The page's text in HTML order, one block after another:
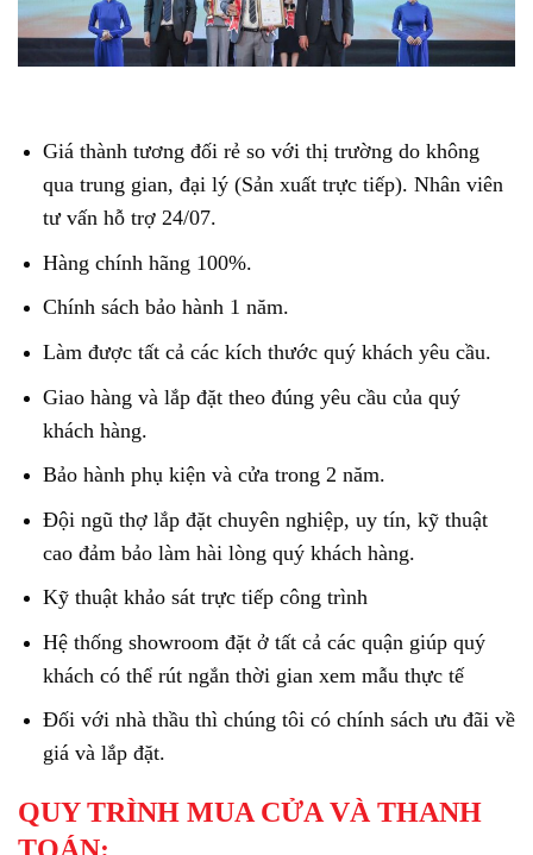
Giá thành tương đối rẻ so với thị trường do không
qua trung gian, đại lý (Sản xuất trực tiếp). Nhân viên
tư vấn hỗ trợ 24/07.
Hàng chính hãng 100%.
Chính sách bảo hành 1 năm.
Làm được tất cả các kích thước quý khách yêu cầu.
Giao hàng và lắp đặt theo đúng yêu cầu của quý
khách hàng.
Bảo hành phụ kiện và cửa trong 2 năm.
Đội ngũ thợ lắp đặt chuyên nghiệp, uy tín, kỹ thuật
cao đảm bảo làm hài lòng quý khách hàng.
Kỹ thuật khảo sát trực tiếp công trình
Hệ thống showroom đặt ở tất cả các quận giúp quý
khách có thể rút ngắn thời gian xem mẫu thực tế
Đối với nhà thầu thì chúng tôi có chính sách ưu đãi về
giá và lắp đặt.
QUY TRÌNH MUA CỬA VÀ THANH